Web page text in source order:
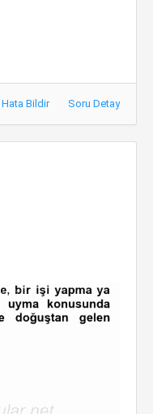
Hata Bildir Soru Detay